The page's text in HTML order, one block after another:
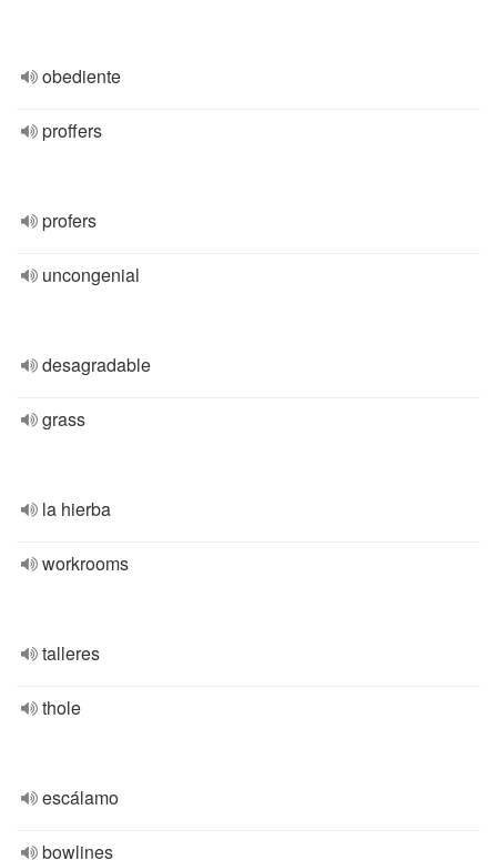
obediente
proffers
profers
uncongenial
desagradable
grass
la hierba
workrooms
talleres
thole
escálamo
bowlines